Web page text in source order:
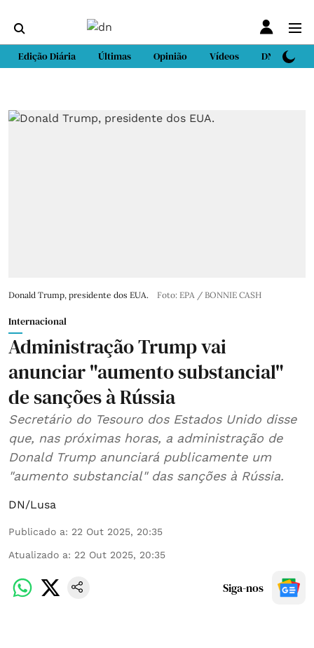
Edição Diária Últimas Opinião Vídeos DN Sport
Donald Trump, presidente dos EUA. Foto: EPA / BONNIE CASH
Internacional
Administração Trump vai
anunciar "aumento substancial"
de sanções à Rússia
Secretário do Tesouro dos Estados Unido disse
que, nas próximas horas, a administração de
Donald Trump anunciará publicamente um
"aumento substancial" das sanções à Rússia.
DN/Lusa
Publicado a: 22 Out 2025, 20:35
Atualizado a: 22 Out 2025, 20:35
Siga-nos